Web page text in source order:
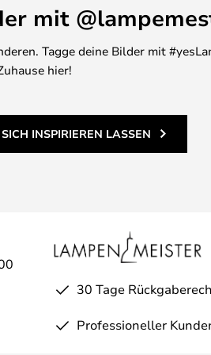
mit
Tagge deine Bilder mit
hier!
INSPIRIEREN LASSEN
30 Tage
Professioneller